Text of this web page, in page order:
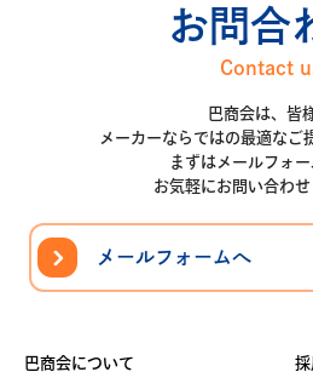
お問合
Contact
巴商会は、皆
メーカーならではの最適なご
まずはメールフォー
お気軽にお問い合わせ
メールフォームへ
巴商会について 採